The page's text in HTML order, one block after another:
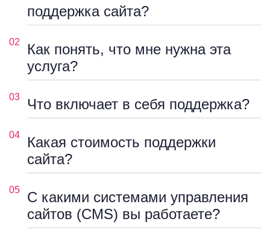
поддержка сайта?
02
Как понять, что мне нужна эта
услуга?
03 Что включает в себя поддержка?
04
Какая стоимость поддержки
сайта?
05
С какими системами управления
сайтов (CMS) вы работаете?